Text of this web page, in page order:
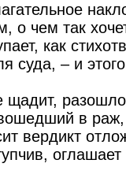
о чем так
как
суда, – и
щадит,
в раж,
вердикт